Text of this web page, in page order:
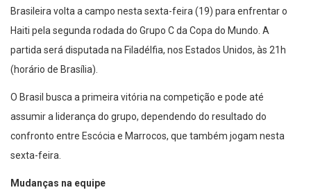
Brasileira volta a campo nesta sexta-feira (19) para enfrentar o
Haiti pela segunda rodada do Grupo C da Copa do Mundo. A
partida será disputada na Filadélfia, nos Estados Unidos, às 21h
(horário de Brasília).
O Brasil busca a primeira vitória na competição e pode até
assumir a liderança do grupo, dependendo do resultado do
confronto entre Escócia e Marrocos, que também jogam nesta
sexta-feira.
Mudanças na equipe